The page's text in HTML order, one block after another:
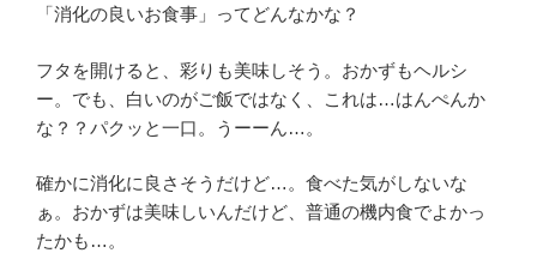
「消化の良いお食事」ってどんなかな？
フタを開けると、彩りも美味しそう。おかずもヘルシ
ー。でも、白いのがご飯ではなく、これは…はんぺんか
な？？パクッと一口。うーーん…。
確かに消化に良さそうだけど…。食べた気がしないな
ぁ。おかずは美味しいんだけど、普通の機内食でよかっ
たかも…。